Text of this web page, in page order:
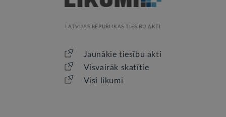
LATVIJAS REPUBLIKAS TIESĪBU AKTI
Jaunākie tiesību akti
Visvairāk skatītie
Visi likumi